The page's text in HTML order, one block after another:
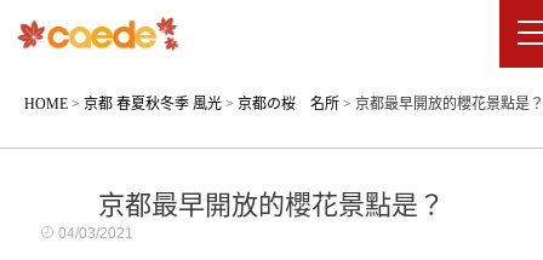
HOME > 京都 春夏秋冬季 風光 > 京都の桜 名所 > 京都最早開放的櫻花景點是？
京都最早開放的櫻花景點是？
04/03/2021